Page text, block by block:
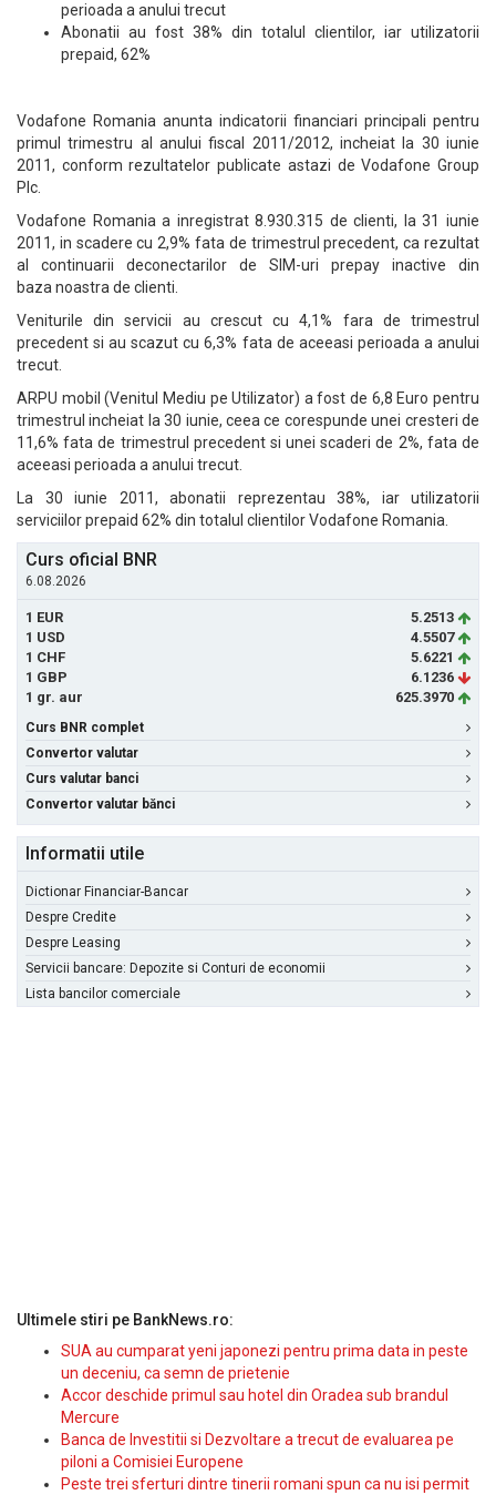
perioada a anului trecut
Abonatii au fost 38% din totalul clientilor, iar utilizatorii
prepaid, 62%
Vodafone Romania anunta indicatorii financiari principali pentru
primul trimestru al anului fiscal 2011/2012, incheiat la 30 iunie
2011, conform rezultatelor publicate astazi de Vodafone Group
Plc.
Vodafone Romania a inregistrat 8.930.315 de clienti, la 31 iunie
2011, in scadere cu 2,9% fata de trimestrul precedent, ca rezultat
al continuarii deconectarilor de SIM-uri prepay inactive din
baza noastra de clienti.
Veniturile din servicii au crescut cu 4,1% fara de trimestrul
precedent si au scazut cu 6,3% fata de aceeasi perioada a anului
trecut.
ARPU mobil (Venitul Mediu pe Utilizator) a fost de 6,8 Euro pentru
trimestrul incheiat la 30 iunie, ceea ce corespunde unei cresteri de
11,6% fata de trimestrul precedent si unei scaderi de 2%, fata de
aceeasi perioada a anului trecut.
La 30 iunie 2011, abonatii reprezentau 38%, iar utilizatorii
serviciilor prepaid 62% din totalul clientilor Vodafone Romania.
Curs oficial BNR
6.08.2026
1 EUR
5.2513
1 USD
4.5507
1 CHF
5.6221
1 GBP
6.1236
1 gr. aur
625.3970
Curs BNR complet
Convertor valutar
Curs valutar banci
Convertor valutar bănci
Informatii utile
Dictionar Financiar-Bancar
Despre Credite
Despre Leasing
Servicii bancare: Depozite si Conturi de economii
Lista bancilor comerciale
Ultimele stiri pe BankNews.ro:
SUA au cumparat yeni japonezi pentru prima data in peste
un deceniu, ca semn de prietenie
Accor deschide primul sau hotel din Oradea sub brandul
Mercure
Banca de Investitii si Dezvoltare a trecut de evaluarea pe
piloni a Comisiei Europene
Peste trei sferturi dintre tinerii romani spun ca nu isi permit